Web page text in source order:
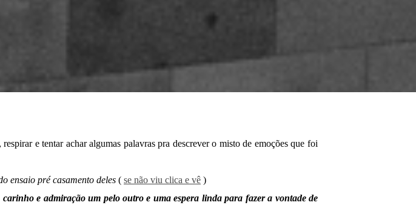
e tentar achar algumas palavras pra descrever o misto de emoções que foi
ensaio pré casamento deles ( se não viu clica e vê )
e admiração um pelo outro e uma espera linda para fazer a vontade de